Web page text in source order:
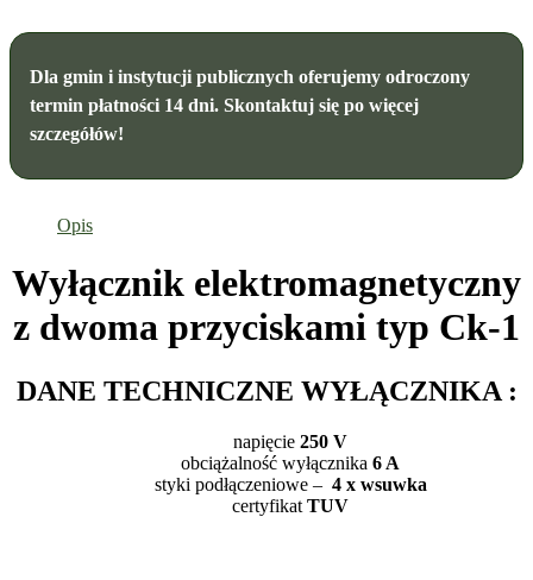
Dla gmin i instytucji publicznych oferujemy odroczony
termin płatności 14 dni. Skontaktuj się po więcej
szczegółów!
Opis
Wyłącznik elektromagnetyczny
z dwoma przyciskami typ Ck-1
DANE TECHNICZNE WYŁĄCZNIKA :
napięcie 250 V
obciążalność wyłącznika 6 A
styki podłączeniowe – 4 x wsuwka
certyfikat TUV